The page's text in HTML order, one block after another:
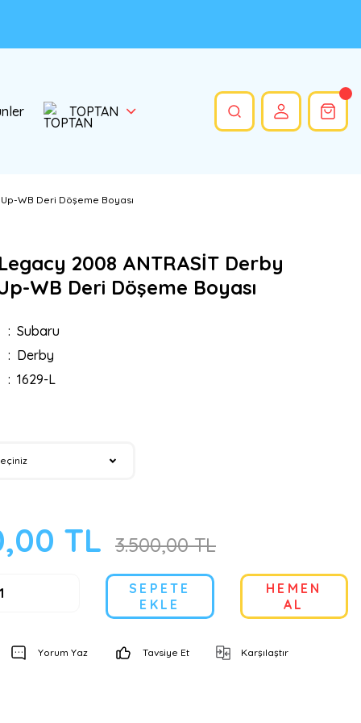
TOPTAN
WB Deri Döşeme Boyası
2008 ANTRASİT Derby
WB Deri Döşeme Boyası
Subaru
Derby
1629-L
TL 3.500,00 TL
SEPETE
EKLE
HEMEN
AL
Yorum Yaz Tavsiye Et Karşılaştır